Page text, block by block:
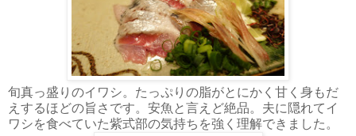
旬真っ盛りのイワシ。たっぷりの脂がとにかく甘く身もだ
えするほどの旨さです。安魚と言えど絶品。夫に隠れてイ
ワシを食べていた紫式部の気持ちを強く理解できました。